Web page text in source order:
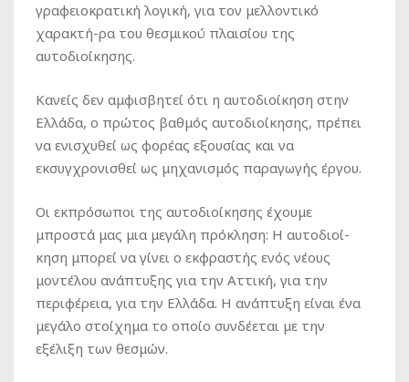
γραφειοκρατική λογική, για τον μελλοντικό
χαρακτή-ρα του θεσμικού πλαισίου της
αυτοδιοίκησης.
Κανείς δεν αμφισβητεί ότι η αυτοδιοίκηση στην
Ελλάδα, ο πρώτος βαθμός αυτοδιοίκησης, πρέπει
να ενισχυθεί ως φορέας εξουσίας και να
εκσυγχρονισθεί ως μηχανισμός παραγωγής έργου.
Οι εκπρόσωποι της αυτοδιοίκησης έχουμε
μπροστά μας μια μεγάλη πρόκληση: Η αυτοδιοί-
κηση μπορεί να γίνει ο εκφραστής ενός νέους
μοντέλου ανάπτυξης για την Αττική, για την
περιφέρεια, για την Ελλάδα. Η ανάπτυξη είναι ένα
μεγάλο στοίχημα το οποίο συνδέεται με την
εξέλιξη των θεσμών.